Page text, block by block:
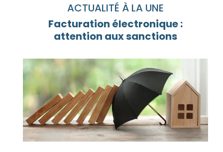
ACTUALITÉ À LA UNE
Facturation électronique :
attention aux sanctions